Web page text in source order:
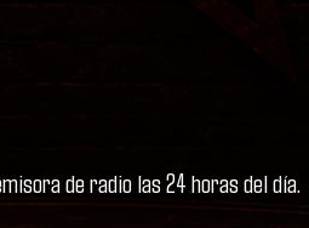
de radio las 24 horas del día.